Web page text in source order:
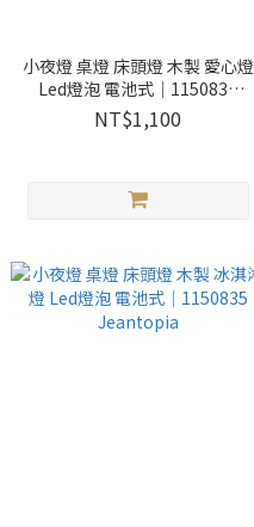
小夜燈 桌燈 床頭燈 木製 愛心燈
Led燈泡 電池式│1150833
Jeantopia
NT$1,100